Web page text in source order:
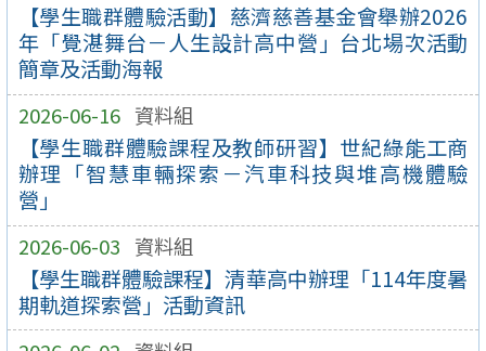
【學生職群體驗活動】慈濟慈善基金會舉辦2026
年「覺湛舞台－人生設計高中營」台北場次活動
簡章及活動海報
2026-06-16 資料組
【學生職群體驗課程及教師研習】世紀綠能工商
辦理「智慧車輛探索－汽車科技與堆高機體驗
營」
2026-06-03 資料組
【學生職群體驗課程】清華高中辦理「114年度暑
期軌道探索營」活動資訊